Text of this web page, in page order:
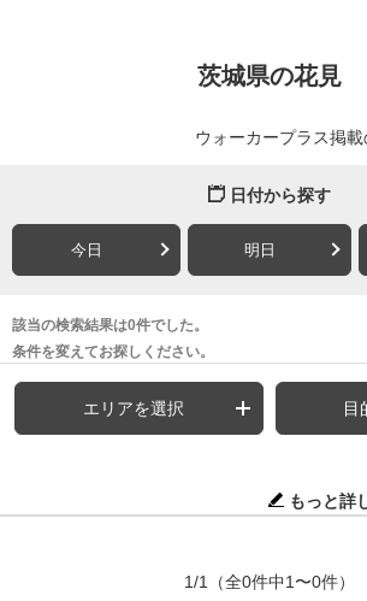
茨城県の花見
ウォーカープラス掲
日付から探す
今日 明日
該当の検索結果は0件でした。
条件を変えてお探しください。
エリアを選択 目
もっと詳
1/1 （全0件中1〜0件）